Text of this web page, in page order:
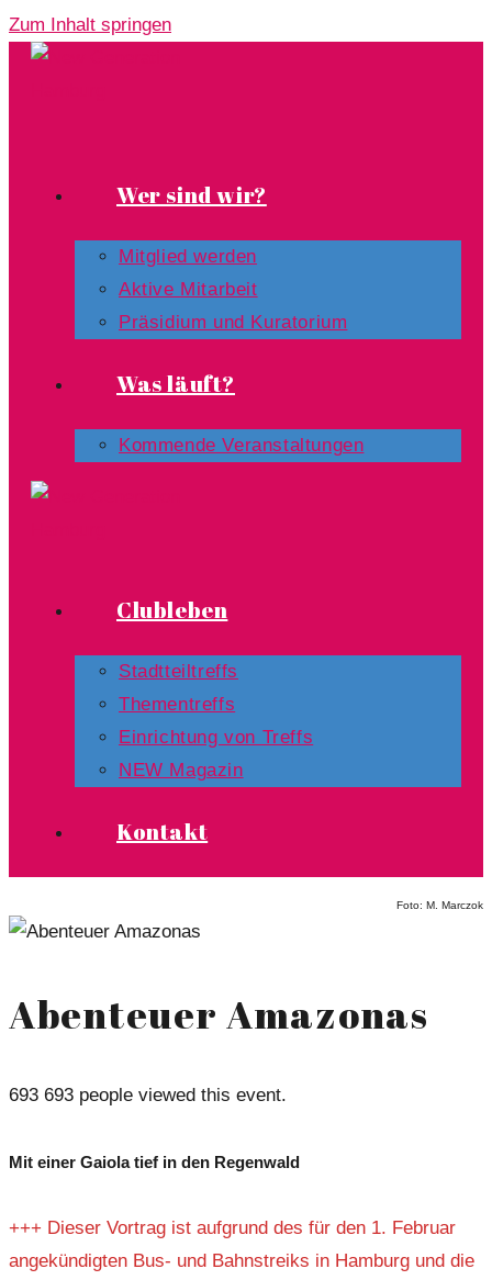
Zum Inhalt springen
Wer sind wir?
Mitglied werden
Aktive Mitarbeit
Präsidium und Kuratorium
Was läuft?
Kommende Veranstaltungen
Clubleben
Stadtteiltreffs
Thementreffs
Einrichtung von Treffs​
NEW Magazin
Kontakt
Foto: M. Marczok
Abenteuer Amazonas
693 693 people viewed this event.
Mit einer Gaiola tief in den Regenwald
+++ Dieser Vortrag ist aufgrund des für den 1. Februar
angekündigten Bus- und Bahnstreiks in Hamburg und die